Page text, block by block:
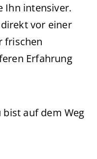
Ihn intensiver.
vor einer
frischen
Erfahrung
auf dem Weg